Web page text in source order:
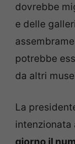
dovrebbe
e delle
potrebbe
da altri
La
intenzionata